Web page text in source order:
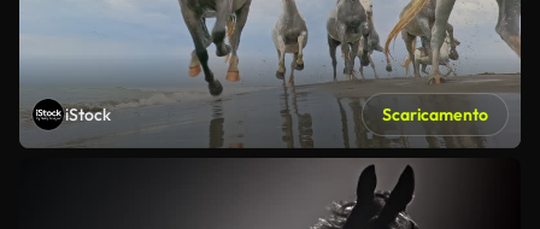
iStock Scaricamento